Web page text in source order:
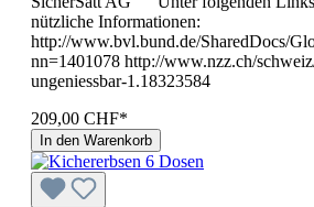
nützliche Informationen:
http://www.bvl.bund.de/SharedDocs/
nn=1401078 http://www.nzz.ch/
ungeniessbar-1.18323584
209,00 CHF*
In den Warenkorb